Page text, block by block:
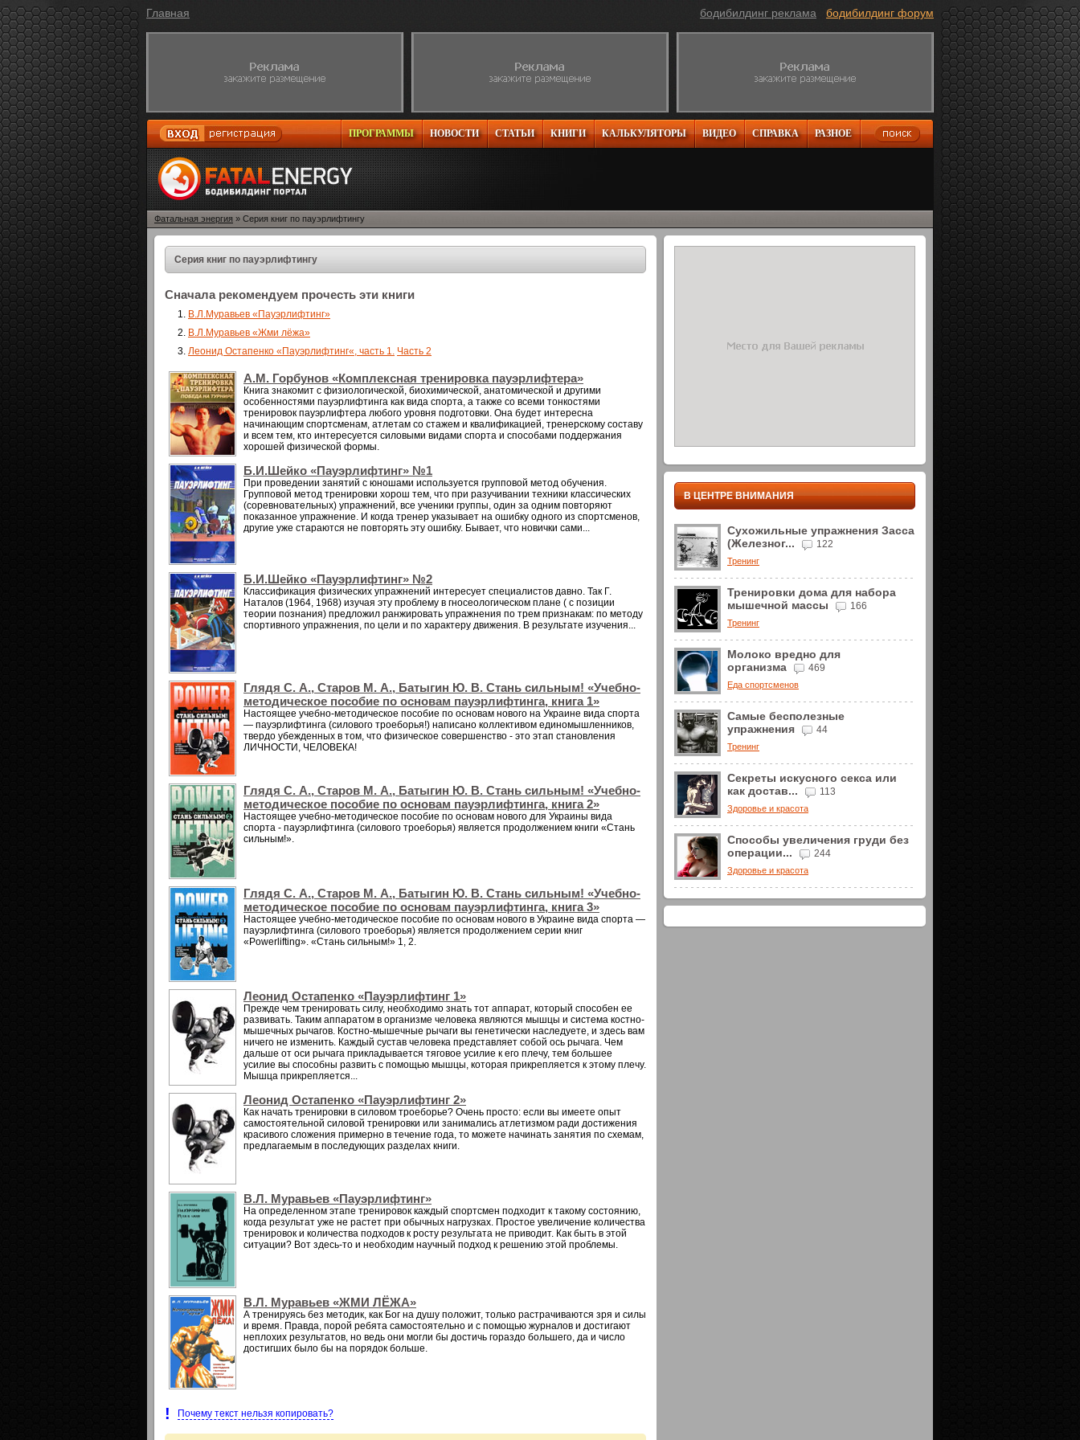
Главная бодибилдинг реклама бодибилдинг форум
РАЗНОЕ
СПРАВКА
ВИДЕО
КАЛЬКУЛЯТОРЫ
КНИГИ
СТАТЬИ
НОВОСТИ
ПРОГРАММЫ
Фатальная энергия » Серия книг по пауэрлифтингу
Серия книг по пауэрлифтингу
Сначала рекомендуем прочесть эти книги
В.Л.Муравьев «Пауэрлифтинг»
В.Л.Муравьев «Жми лёжа»
Леонид Остапенко «Пауэрлифтинг«, часть 1. Часть 2
А.М. Горбунов «Комплексная тренировка пауэрлифтера»
Книга знакомит с физиологической, биохимической, анатомической и другими
особенностями пауэрлифтинга как вида спорта, а также со всеми тонкостями
тренировок пауэрлифтера любого уровня подготовки. Она будет интересна
начинающим спортсменам, атлетам со стажем и квалификацией, тренерскому составу
и всем тем, кто интересуется силовыми видами спорта и способами поддержания
хорошей физической формы.
Б.И.Шейко «Пауэрлифтинг» №1
При проведении занятий с юношами используется групповой метод обучения.
Групповой метод тренировки хорош тем, что при разучивании техники классических
(соревновательных) упражнений, все ученики группы, один за одним повторяют
показанное упражнение. И когда тренер указывает на ошибку одного из спортсменов,
другие уже стараются не повторять эту ошибку. Бывает, что новички сами...
Б.И.Шейко «Пауэрлифтинг» №2
Классификация физических упражнений интересует специалистов давно. Так Г.
Наталов (1964, 1968) изучая эту проблему в гносеологическом плане ( с позиции
теории познания) предложил ранжировать упражнения по трем признакам: по методу
спортивного упражнения, по цели и по характеру движения. В результате изучения...
Глядя С. А., Старов М. А., Батыгин Ю. В. Стань сильным! «Учебно-
методическое пособие по основам пауэрлифтинга, книга 1»
Настоящее учебно-методическое пособие по основам нового на Украине вида спорта
— пауэрлифтинга (силового троеборья!) написано коллективом единомышленников,
твердо убежденных в том, что физическое совершенство - это этап становления
ЛИЧНОСТИ, ЧЕЛОВЕКА!
Глядя С. А., Старов М. А., Батыгин Ю. В. Стань сильным! «Учебно-
методическое пособие по основам пауэрлифтинга, книга 2»
Настоящее учебно-методическое пособие по основам нового для Украины вида
спорта - пауэрлифтинга (силового троеборья) является продолжением книги «Стань
сильным!».
Глядя С. А., Старов М. А., Батыгин Ю. В. Стань сильным! «Учебно-
методическое пособие по основам пауэрлифтинга, книга 3»
Настоящее учебно-методическое пособие по основам нового в Украине вида спорта —
пауэрлифтинга (силового троеборья) является продолжением серии книг
«Powerlifting». «Стань сильным!» 1, 2.
Леонид Остапенко «Пауэрлифтинг 1»
Прежде чем тренировать силу, необходимо знать тот аппарат, который способен ее
развивать. Таким аппаратом в организме человека являются мышцы и система костно-
мышечных рычагов. Костно-мышечные рычаги вы генетически наследуете, и здесь вам
ничего не изменить. Каждый сустав человека представляет собой ось рычага. Чем
дальше от оси рычага прикладывается тяговое усилие к его плечу, тем большее
усилие вы способны развить с помощью мышцы, которая прикрепляется к этому плечу.
Мышца прикрепляется...
Леонид Остапенко «Пауэрлифтинг 2»
Как начать тренировки в силовом троеборье? Очень просто: если вы имеете опыт
самостоятельной силовой тренировки или занимались атлетизмом ради достижения
красивого сложения примерно в течение года, то можете начинать занятия по схемам,
предлагаемым в последующих разделах книги.
В.Л. Муравьев «Пауэрлифтинг»
На определенном этапе тренировок каждый спортсмен подходит к такому состоянию,
когда результат уже не растет при обычных нагрузках. Простое увеличение количества
тренировок и количества подходов к росту результата не приводит. Как быть в этой
ситуации? Вот здесь-то и необходим научный подход к решению этой проблемы.
В.Л. Муравьев «ЖМИ ЛЁЖА»
А тренируясь без методик, как Бог на душу положит, только растрачиваются зря и силы
и время. Правда, порой ребята самостоятельно и с помощью журналов и достигают
неплохих результатов, но ведь они могли бы достичь гораздо большего, да и число
достигших было бы на порядок больше.
! Почему текст нельзя копировать?
В ЦЕНТРЕ ВНИМАНИЯ
Сухожильные упражнения Засса
(Железног...
122
Тренинг
Тренировки дома для набора
мышечной массы
166
Тренинг
Молоко вредно для
организма
469
Еда спортсменов
Самые бесполезные
упражнения
44
Тренинг
Секреты искусного секса или
как достав...
113
Здоровье и красота
Способы увеличения груди без
операции...
244
Здоровье и красота